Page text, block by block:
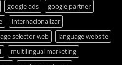
google ads
google partner
internacionalizar
selector web
language website
multilingual marketing